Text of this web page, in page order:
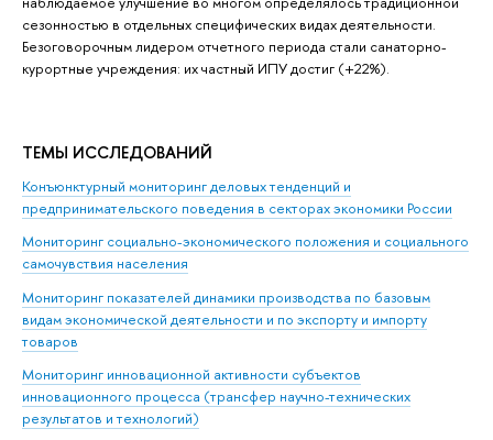
сезонностью в отдельных специфических видах деятельности.
Безоговорочным лидером отчетного периода стали санаторно-
курортные учреждения: их частный ИПУ достиг (+22%).
ТЕМЫ ИССЛЕДОВАНИЙ
Конъюнктурный мониторинг деловых тенденций и
предпринимательского поведения в секторах экономики России
Мониторинг социально-экономического положения и социального
самочувствия населения
Мониторинг показателей динамики производства по базовым
видам экономической деятельности и по экспорту и импорту
товаров
Мониторинг инновационной активности субъектов
инновационного процесса (трансфер научно-технических
результатов и технологий)